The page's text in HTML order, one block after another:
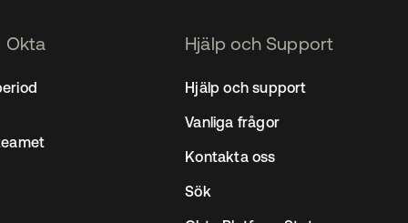
Okta Hjälp och Support
Hjälp och support
Vanliga frågor
Kontakta oss
Sök